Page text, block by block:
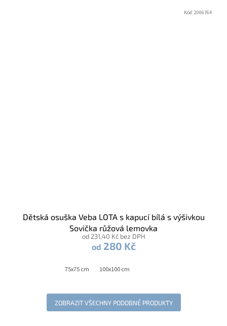
Dětská osuška Veba LOTA s kapucí bílá s výšivkou
Sovička růžová lemovka
od 231,40 Kč bez DPH
od 280 Kč
75x75 cm 100x100 cm
Kód:2006764
ZOBRAZIT VŠECHNY PODOBNÉ PRODUKTY